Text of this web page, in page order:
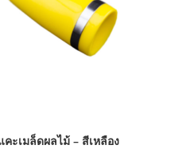
คะเมล็ดผลไม้ – สีเหลือง